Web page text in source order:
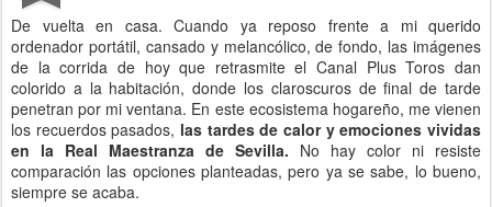
De vuelta en casa. Cuando ya reposo frente a mi querido
ordenador portátil, cansado y melancólico, de fondo, las imágenes
de la corrida de hoy que retrasmite el Canal Plus Toros dan
colorido a la habitación, donde los claroscuros de final de tarde
penetran por mi ventana. En este ecosistema hogareño, me vienen
los recuerdos pasados, las tardes de calor y emociones vividas
en la Real Maestranza de Sevilla. No hay color ni resiste
comparación las opciones planteadas, pero ya se sabe, lo bueno,
siempre se acaba.